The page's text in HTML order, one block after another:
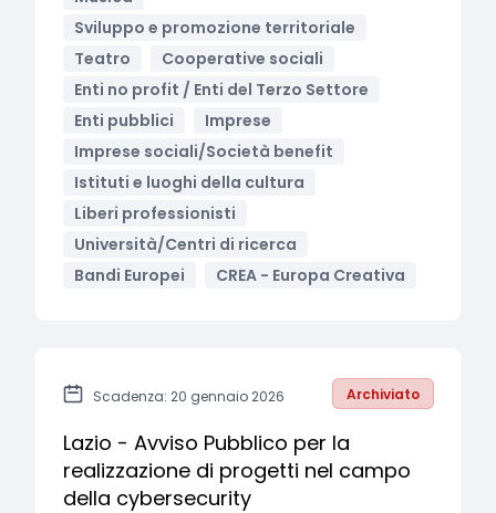
Sviluppo e promozione territoriale
Teatro
Cooperative sociali
Enti no profit / Enti del Terzo Settore
Enti pubblici
Imprese
Imprese sociali/Società benefit
Istituti e luoghi della cultura
Liberi professionisti
Università/Centri di ricerca
Bandi Europei
CREA - Europa Creativa
Scadenza: 20 gennaio 2026 Archiviato
Lazio - Avviso Pubblico per la
realizzazione di progetti nel campo
della cybersecurity